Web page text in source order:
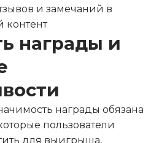
и замечаний в
контент
награды и
награды обязана
пользователи
для выигрыша,